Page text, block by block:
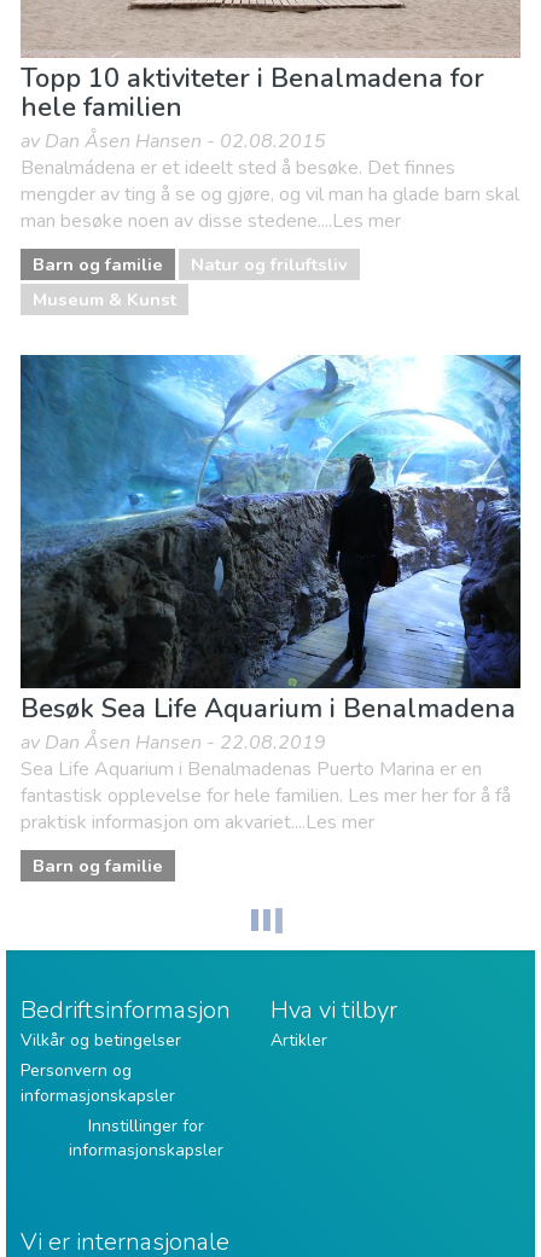
Topp 10 aktiviteter i Benalmadena for
hele familien
av Dan Åsen Hansen - 02.08.2015
Benalmádena er et ideelt sted å besøke. Det finnes
mengder av ting å se og gjøre, og vil man ha glade barn skal
man besøke noen av disse stedene....Les mer
Barn og familie
Natur og friluftsliv
Museum & Kunst
Besøk Sea Life Aquarium i Benalmadena
av Dan Åsen Hansen - 22.08.2019
Sea Life Aquarium i Benalmadenas Puerto Marina er en
fantastisk opplevelse for hele familien. Les mer her for å få
praktisk informasjon om akvariet....Les mer
Barn og familie
Bedriftsinformasjon
Vilkår og betingelser
Personvern og
informasjonskapsler
Innstillinger for
informasjonskapsler
Hva vi tilbyr
Artikler
Vi er internasjonale